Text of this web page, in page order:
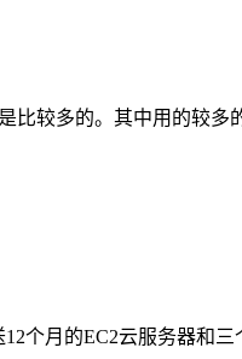
较多的。其中用的较多
个月的EC2云服务器和